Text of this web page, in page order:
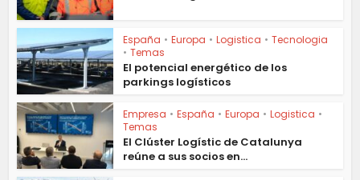
España • Europa • Logistica • Tecnologia
• Temas
El potencial energético de los
parkings logísticos
Empresa • España • Europa • Logistica •
Temas
El Clúster Logístic de Catalunya
reúne a sus socios en...